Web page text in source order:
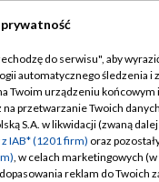
TVP
TVP
Regulamin TVP
Polityka prywatności
Moje zgody
do serwisu", aby
automatycznego śledzenia i
Twoim urządzeniu końcowym
przetwarzanie Twoich
S.A. w likwidacji (zwaną
IAB* (1201 firm) oraz
, w celach marketingowych
reklam do Twoich